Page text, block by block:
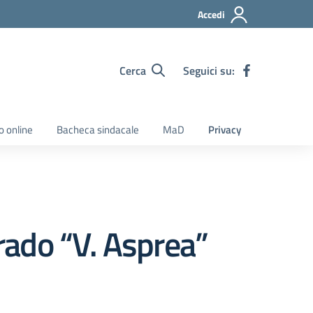
Accedi
Cerca Seguici su:
online Bacheca sindacale MaD Privacy
“V. Asprea”